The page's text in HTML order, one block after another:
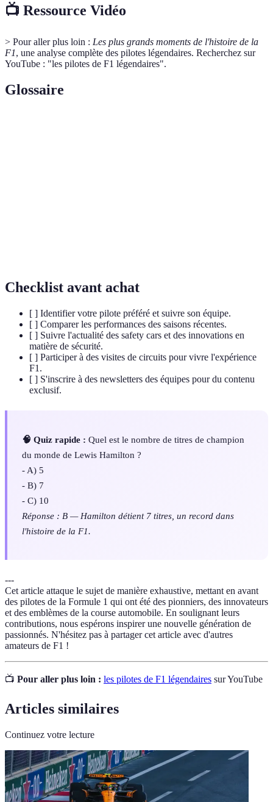
📺 Ressource Vidéo
> Pour aller plus loin : Les plus grands moments de l'histoire de la
F1, une analyse complète des pilotes légendaires. Recherchez sur
YouTube : "les pilotes de F1 légendaires".
Glossaire
Checklist avant achat
[ ] Identifier votre pilote préféré et suivre son équipe.
[ ] Comparer les performances des saisons récentes.
[ ] Suivre l'actualité des safety cars et des innovations en
matière de sécurité.
[ ] Participer à des visites de circuits pour vivre l'expérience
F1.
[ ] S'inscrire à des newsletters des équipes pour du contenu
exclusif.
🧠 Quiz rapide : Quel est le nombre de titres de champion
du monde de Lewis Hamilton ?
- A) 5
- B) 7
- C) 10
Réponse : B — Hamilton détient 7 titres, un record dans
l'histoire de la F1.
---
Cet article attaque le sujet de manière exhaustive, mettant en avant
des pilotes de la Formule 1 qui ont été des pionniers, des innovateurs
et des emblèmes de la course automobile. En soulignant leurs
contributions, nous espérons inspirer une nouvelle génération de
passionnés. N'hésitez pas à partager cet article avec d'autres
amateurs de F1 !
📺 Pour aller plus loin : les pilotes de F1 légendaires sur YouTube
Articles similaires
Continuez votre lecture